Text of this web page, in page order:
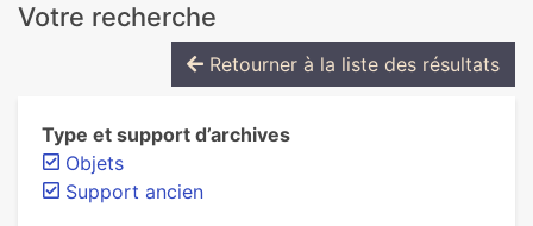
Votre recherche
Retourner à la liste des résultats
Type et support d’archives
Objets
Support ancien